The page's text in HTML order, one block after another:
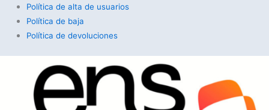
Política de alta de usuarios
Política de baja
Política de devoluciones